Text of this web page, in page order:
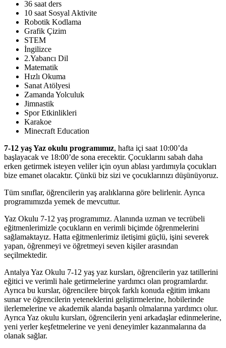
36 saat ders
10 saat Sosyal Aktivite
Robotik Kodlama
Grafik Çizim
STEM
İngilizce
2.Yabancı Dil
Matematik
Hızlı Okuma
Sanat Atölyesi
Zamanda Yolculuk
Jimnastik
Spor Etkinlikleri
Karakoe
Minecraft Education
7-12 yaş Yaz okulu programımız, hafta içi saat 10:00’da
başlayacak ve 18:00’de sona erecektir. Çocuklarını sabah daha
erken getirmek isteyen veliler için oyun ablası yardımıyla çocukları
bize emanet olacaktır. Çünkü biz sizi ve çocuklarınızı düşünüyoruz.
Tüm sınıflar, öğrencilerin yaş aralıklarına göre belirlenir. Ayrıca
programımızda yemek de mevcuttur.
Yaz Okulu 7-12 yaş programımız. Alanında uzman ve tecrübeli
eğitmenlerimizle çocukların en verimli biçimde öğrenmelerini
sağlamaktayız. Hatta eğitmenlerimiz iletişimi güçlü, işini severek
yapan, öğrenmeyi ve öğretmeyi seven kişiler arasından
seçilmektedir.
Antalya Yaz Okulu 7-12 yaş yaz kursları, öğrencilerin yaz tatillerini
eğitici ve verimli hale getirmelerine yardımcı olan programlardır.
Ayrıca bu kurslar, öğrencilere birçok farklı konuda eğitim imkanı
sunar ve öğrencilerin yeteneklerini geliştirmelerine, hobilerinde
ilerlemelerine ve akademik alanda başarılı olmalarına yardımcı olur.
Ayrıca Yaz okulu kursları, öğrencilerin yeni arkadaşlar edinmelerine,
yeni yerler keşfetmelerine ve yeni deneyimler kazanmalarına da
olanak sağlar.